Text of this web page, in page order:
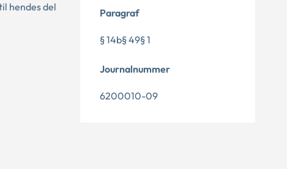
hendes del
Paragraf
§ 14b§ 49§ 1
Journalnummer
6200010-09